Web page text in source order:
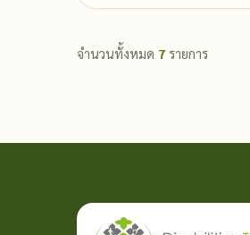
จำนวนทั้งหมด 7 รายการ